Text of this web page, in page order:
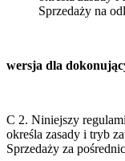
Sprzedaży na
wersja dla
C 2. Niniejszy
określa zasady i tryb
Sprzedaży za